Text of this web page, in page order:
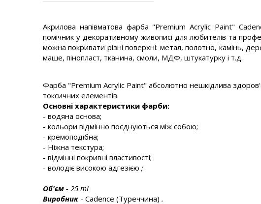
Акрилова напівматова фарба "Premium Acrylic Paint"
помічник у декоративному живописі для любителів та
можна покривати різні поверхні: метал, полотно, камінь,
маше, пінопласт, тканина, смоли, МДФ, штукатурку і т.д.
Фарба "Premium Acrylic Paint" абсолютно нешкідлива
токсичних елементів.
Основні характеристики фарби:
- водяна основа;
- кольори відмінно поєднуються між собою;
- кремоподібна;
- Ніжна текстура;
- відмінні покривні властивості;
- володіє високою адгезією ;
Об'єм - 25 ml
Виробник - Cadence (Туреччина) .